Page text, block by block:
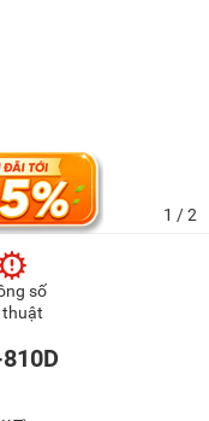
1 / 2
số
thuật